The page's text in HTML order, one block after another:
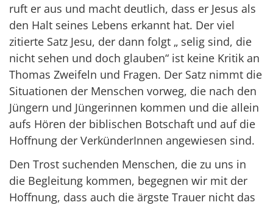
ruft er aus und macht deutlich, dass er Jesus als
den Halt seines Lebens erkannt hat. Der viel
zitierte Satz Jesu, der dann folgt „ selig sind, die
nicht sehen und doch glauben“ ist keine Kritik an
Thomas Zweifeln und Fragen. Der Satz nimmt die
Situationen der Menschen vorweg, die nach den
Jüngern und Jüngerinnen kommen und die allein
aufs Hören der biblischen Botschaft und auf die
Hoffnung der VerkünderInnen angewiesen sind.
Den Trost suchenden Menschen, die zu uns in
die Begleitung kommen, begegnen wir mit der
Hoffnung, dass auch die ärgste Trauer nicht das